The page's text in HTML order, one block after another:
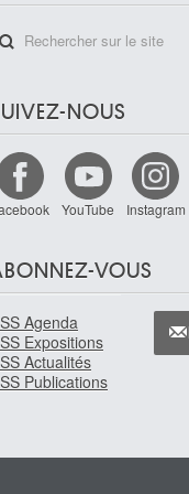
NOUS
YouTube Instagram
VOUS
Agenda
Expositions
Actualités
Publications